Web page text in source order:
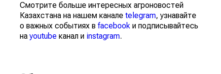
Смотрите больше интересных агроновостей
Казахстана на нашем канале telegram, узнавайте
о важных событиях в facebook и подписывайтесь
наyoutube канал и instagram.